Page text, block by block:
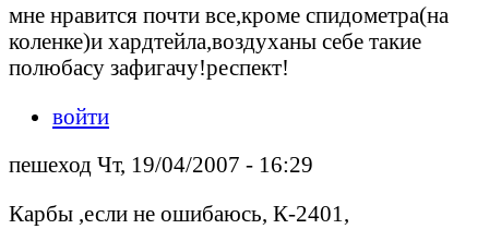
мне нравится почти все,кроме спидометра(на
коленке)и хардтейла,воздуханы себе такие
полюбасу зафигачу!респект!
войти
пешеход Чт, 19/04/2007 - 16:29
Карбы ,если не ошибаюсь, К-2401,